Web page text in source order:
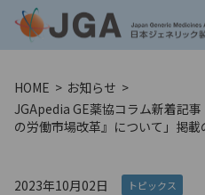
HOME
お知らせ
JGApedia GE薬協コラム新着記
の労働市場改革』について」掲載
2023年10月02日 トピックス